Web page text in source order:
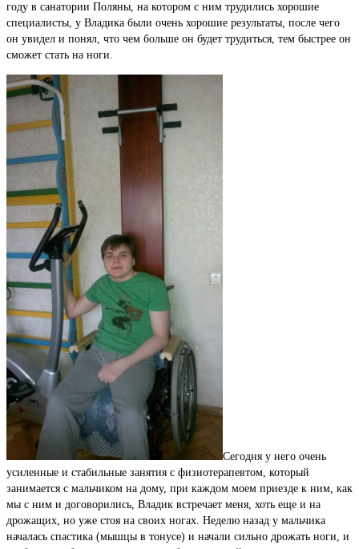
году в санатории Поляны, на котором с ним трудились хорошие
специалисты, у Владика были очень хорошие результаты, после чего
он увидел и понял, что чем больше он будет трудиться, тем быстрее он
сможет стать на ноги.
Сегодня у него очень
усиленные и стабильные занятия с физиотерапевтом, который
занимается с мальчиком на дому, при каждом моем приезде к ним, как
мы с ним и договорились, Владик встречает меня, хоть еще и на
дрожащих, но уже стоя на своих ногах. Неделю назад у мальчика
началась спастика (мышцы в тонусе) и начали сильно дрожать ноги, и